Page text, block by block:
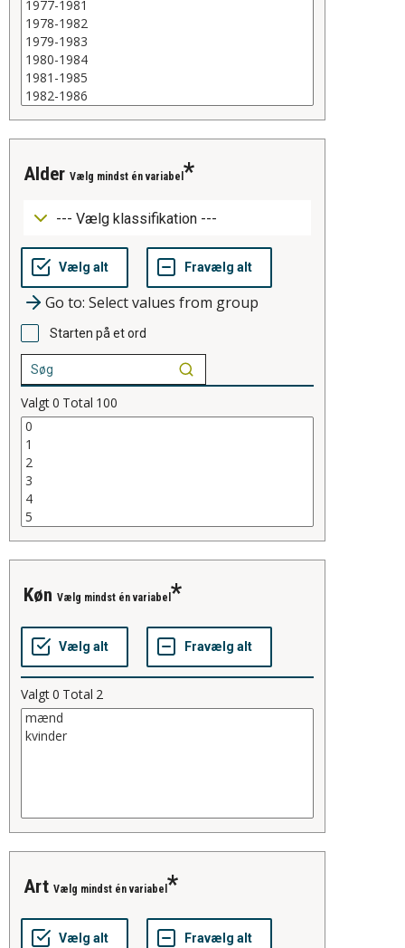
alder Vælg mindst én variabel
Go to: Select values from group
Starten på et ord
Valgt0 Total 100
køn Vælg mindst én variabel
Valgt0 Total 2
art Vælg mindst én variabel